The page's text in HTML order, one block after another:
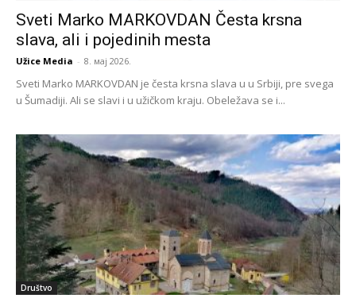
Sveti Marko MARKOVDAN Česta krsna
slava, ali i pojedinih mesta
Užice Media - 8. мај 2026.
Sveti Marko MARKOVDAN je česta krsna slava u u Srbiji, pre svega
u Šumadiji. Ali se slavi i u užičkom kraju. Obeležava se i...
Društvo